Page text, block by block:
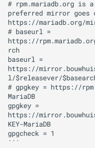
# rpm.mariadb.org is
preferred mirror
https://mariadb.org/
# baseurl =
https://
rch
baseurl =
https://
l/$releasever/
# gpgkey = https://
MariaDB
gpgkey =
https://
KEY-MariaDB
gpgcheck = 1
```